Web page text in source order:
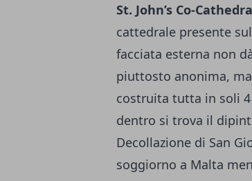
St. John’s Co-
cattedrale presente
facciata esterna non
piuttosto anonima,
costruita tutta in soli
dentro si trova il
Decollazione di San
soggiorno a Malta